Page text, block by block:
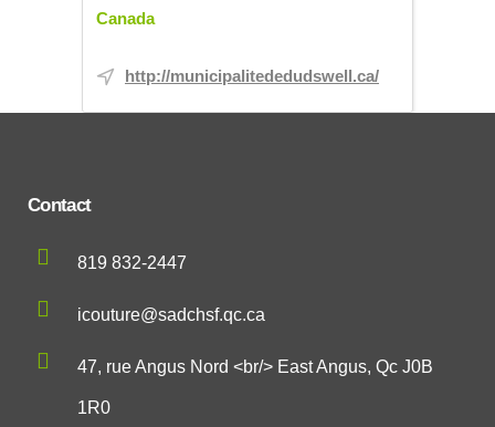
Canada
http://municipalitededudswell.ca/
Contact
819 832-2447
icouture@sadchsf.qc.ca
47, rue Angus Nord <br/> East Angus, Qc J0B
1R0